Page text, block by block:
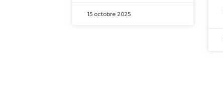
15 octobre 2025